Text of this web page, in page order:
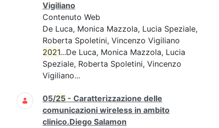
Vigiliano
Contenuto Web
De Luca, Monica Mazzola, Lucia Speziale,
Roberta Spoletini, Vincenzo Vigiliano
2021...De Luca, Monica Mazzola, Lucia
Speziale, Roberta Spoletini, Vincenzo
Vigiliano...
05/25 - Caratterizzazione delle
comunicazioni wireless in ambito
clinico.Diego Salamon